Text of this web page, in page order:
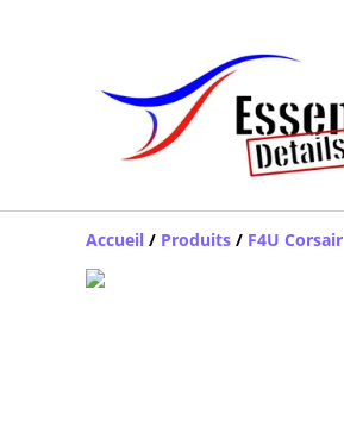
Accueil / Produits / F4U Corsair